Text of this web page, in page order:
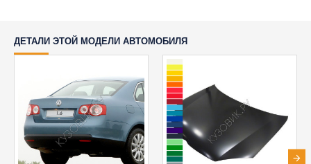
ДЕТАЛИ ЭТОЙ МОДЕЛИ АВТОМОБИЛЯ